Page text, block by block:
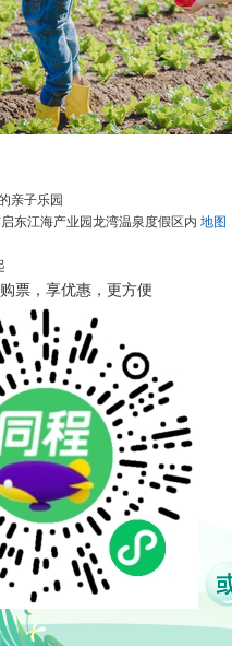
亲子乐园
东江海产业园龙湾温泉度假区内 地图
票，享优惠，更方便